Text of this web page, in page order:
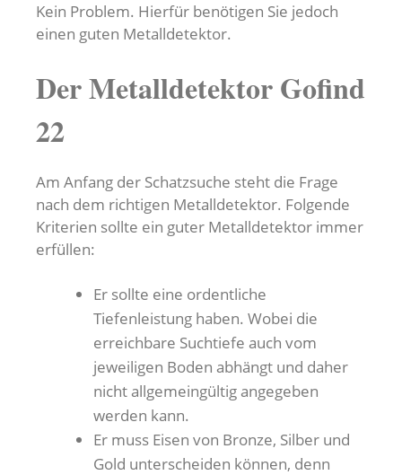
Kein Problem. Hierfür benötigen Sie jedoch
einen guten Metalldetektor.
Der Metalldetektor Gofind
22
Am Anfang der Schatzsuche steht die Frage
nach dem richtigen Metalldetektor. Folgende
Kriterien sollte ein guter Metalldetektor immer
erfüllen:
Er sollte eine ordentliche
Tiefenleistung haben. Wobei die
erreichbare Suchtiefe auch vom
jeweiligen Boden abhängt und daher
nicht allgemeingültig angegeben
werden kann.
Er muss Eisen von Bronze, Silber und
Gold unterscheiden können, denn